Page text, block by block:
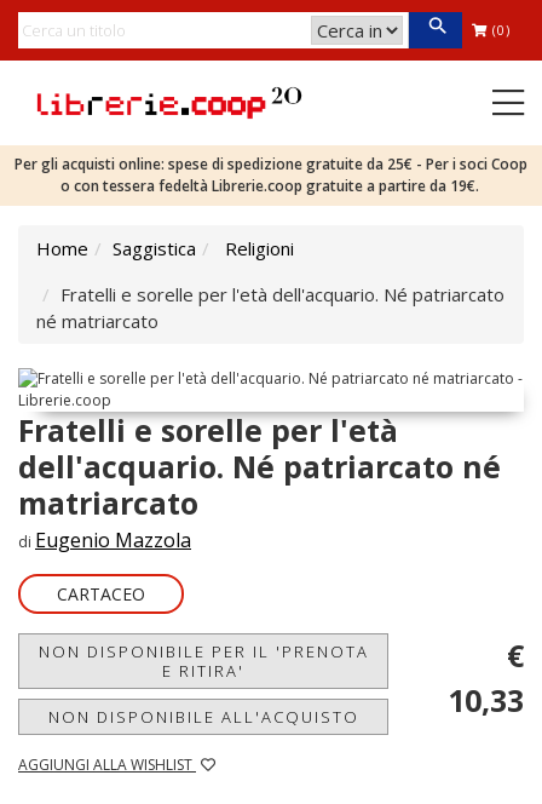
(0)
Per gli acquisti online: spese di spedizione gratuite da 25€ - Per i soci Coop
o con tessera fedeltà Librerie.coop gratuite a partire da 19€.
Home Saggistica
Religioni
Fratelli e sorelle per l'età dell'acquario. Né patriarcato
né matriarcato
Fratelli e sorelle per l'età
dell'acquario. Né patriarcato né
matriarcato
di Eugenio Mazzola
CARTACEO
NON DISPONIBILE PER IL 'PRENOTA
E RITIRA'
NON DISPONIBILE ALL'ACQUISTO
AGGIUNGI ALLA WISHLIST
€
10,33